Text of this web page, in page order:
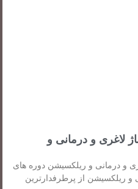
لاغری و درمانی و
و درمانی و ریلکسیشن دوره های
و ریلکسیشن از پرطرفدارترین